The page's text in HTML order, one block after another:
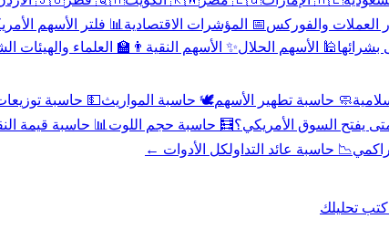
العملات والفوركس📅 المؤشرات الاقتصادية 📊 فلتر الأسهم
🕌 الأسهم الحلال✨ الأسهم النقية 👨‍🏫 العلماء والهيئات
🧼 حاسبة تطهير الأسهم🕊️ حاسبة المواريث💵 حاسبة توزيعات
🧮 حاسبة حجم اللوت 📊 حاسبة قيمة
📉 حاسبة عائد التداولكل الأدوات ←
تحليلك